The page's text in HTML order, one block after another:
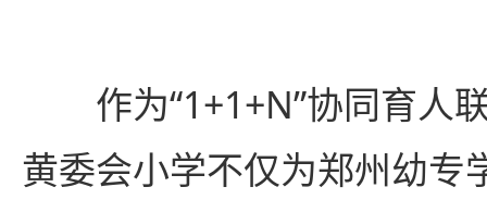
作为“1+1+N”协同育人
黄委会小学不仅为郑州幼专